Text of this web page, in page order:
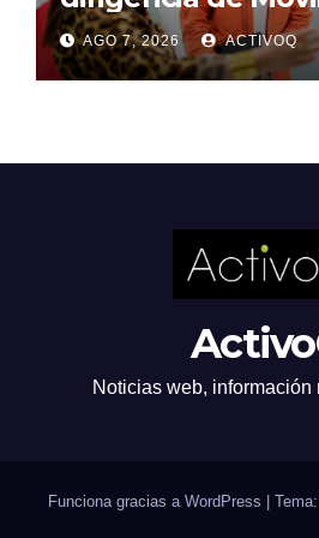
Ciudadano en
AGO 7, 2026 ACTIVOQ
Noticias web, información
Funciona gracias a WordPress